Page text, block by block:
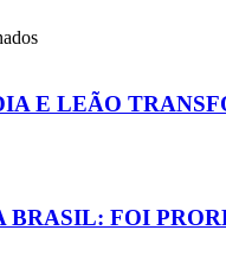
E LEÃO
BRASIL: FOI